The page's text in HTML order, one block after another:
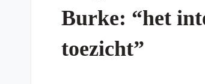
Burke: “het
toezicht”